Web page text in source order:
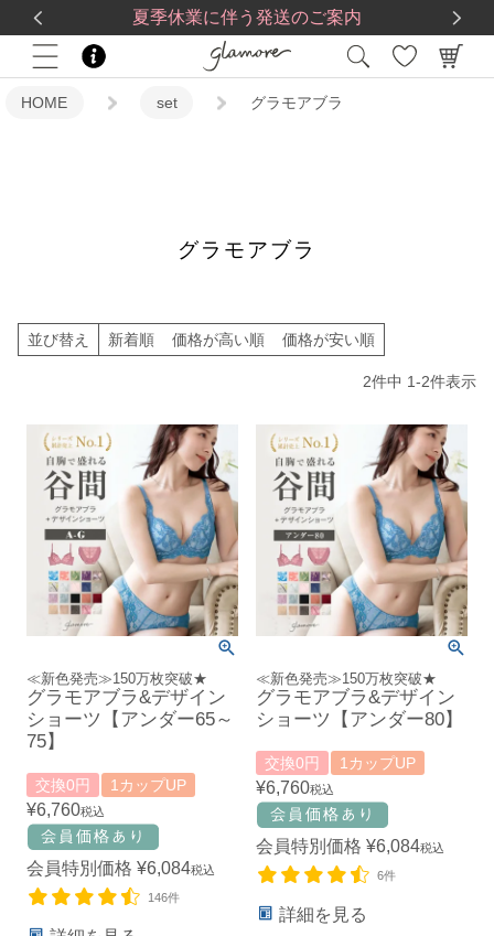
夏季休業に伴う発送のご案内
送料一律560円5,500円(税込)以上で送料無料
HOME set グラモアブラ
グラモアブラ
並び替え 新着順 価格が高い順 価格が安い順
2件中 1-2件表示
≪新色発売≫150万枚突破★
グラモアブラ&デザイン
ショーツ【アンダー65～
75】
交換0円 1カップUP
¥6,760税込
会員特別価格 ¥6,084税込
146件
≪新色発売≫150万枚突破★
グラモアブラ&デザイン
ショーツ【アンダー80】
交換0円 1カップUP
¥6,760税込
会員特別価格 ¥6,084税込
6件
詳細を見る